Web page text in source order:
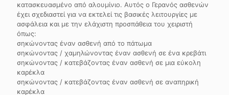
κατασκευασμένο από αλουμίνιο. Αυτός ο Γερανός ασθενών
έχει σχεδιαστεί για να εκτελεί τις βασικές λειτουργίες με
ασφάλεια και με την ελάχιστη προσπάθεια του χειριστή
όπως:
σηκώνοντας έναν ασθενή από το πάτωμα
σηκώνοντας / χαμηλώνοντας έναν ασθενή σε ένα κρεβάτι
σηκώνοντας / κατεβάζοντας έναν ασθενή σε μια εύκολη
καρέκλα
σηκώνοντας / κατεβάζοντας έναν ασθενή σε αναπηρική
καρέκλα